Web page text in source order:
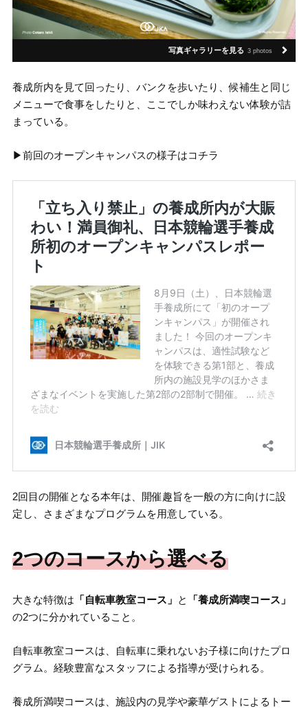
写真ギャラリーを見る 3 photos
養成所内を見て回ったり、バンクを歩いたり、候補生と同じ
メニューで食事をしたりと、ここでしか味わえない体験が詰
まっている。
▶︎前回のオープンキャンパスの様子はコチラ
2回目の開催となる本年は、開催趣旨を一般の方に向けに設
定し、さまざまなプログラムを用意している。
2つのコースから選べる
大きな特徴は 「自転車教室コース」 と
「養成所満喫コース」
の2つに分かれていること。
自転車教室コースは、自転車に乗れないお子様に向けたプロ
グラム。経験豊富なスタッフによる指導が受けられる。
養成所満喫コースは、施設内の見学や豪華ゲストによるトー